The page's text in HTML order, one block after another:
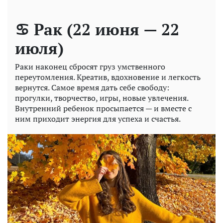
♋ Рак (22 июня — 22
июля)
Раки наконец сбросят груз умственного
переутомления. Креатив, вдохновение и легкость
вернутся. Самое время дать себе свободу:
прогулки, творчество, игры, новые увлечения.
Внутренний ребенок просыпается — и вместе с
ним приходит энергия для успеха и счастья.